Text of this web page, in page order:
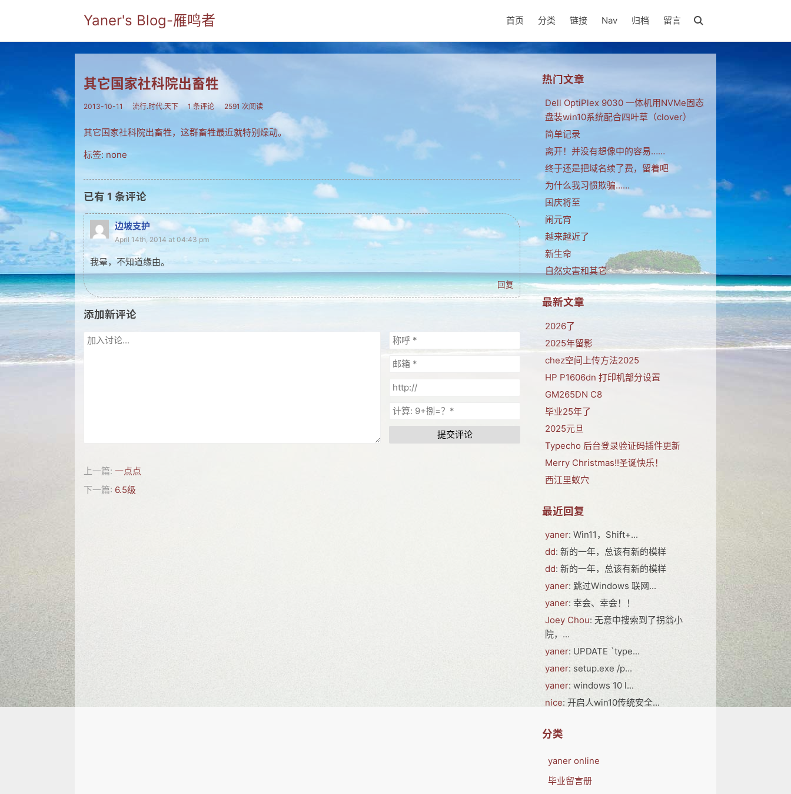
Yaner's Blog-雁鸣者 首页 分类 链接 Nav 归档 留言
其它国家社科院出畜牲
2013-10-11 流行.时代.天下 1 条评论 2591 次阅读
其它国家社科院出畜牲，这群畜牲最近就特别燥动。
标签: none
已有 1 条评论
边坡支护
April 14th, 2014 at 04:43 pm
我晕，不知道缘由。
回复
添加新评论
提交评论
上一篇: 一点点
下一篇: 6.5级
热门文章
Dell OptiPlex 9030 一体机用NVMe固态
盘装win10系统配合四叶草（clover）
简单记录
离开！并没有想像中的容易……
终于还是把域名续了费，留着吧
为什么我习惯欺骗……
国庆将至
闹元宵
越来越近了
新生命
自然灾害和其它
最新文章
2026了
2025年留影
chez空间上传方法2025
HP P1606dn 打印机部分设置
GM265DN C8
毕业25年了
2025元旦
Typecho 后台登录验证码插件更新
Merry Christmas!!圣诞快乐！
西江里蚁穴
最近回复
yaner: Win11，Shift+...
dd: 新的一年，总该有新的模样
dd: 新的一年，总该有新的模样
yaner: 跳过Windows 联网...
yaner: 幸会、幸会！！
Joey Chou: 无意中搜索到了拐翁小
院，...
yaner: UPDATE `type...
yaner: setup.exe /p...
yaner: windows 10 l...
nice: 开启人win10传统安全...
分类
yaner online
毕业留言册